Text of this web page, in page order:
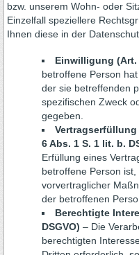
bzw. unserem Wohn- oder
Einzelfall speziellere
Ihnen diese in der
Einwilligung (Art.
betroffene Person
der sie betreffenden
spezifischen Zweck
gegeben.
6 Abs. 1 S. 1 lit. b.
Erfüllung eines
betroffene Person
vorvertraglicher
der betroffenen
Berechtigte
DSGVO) – Die
berechtigten